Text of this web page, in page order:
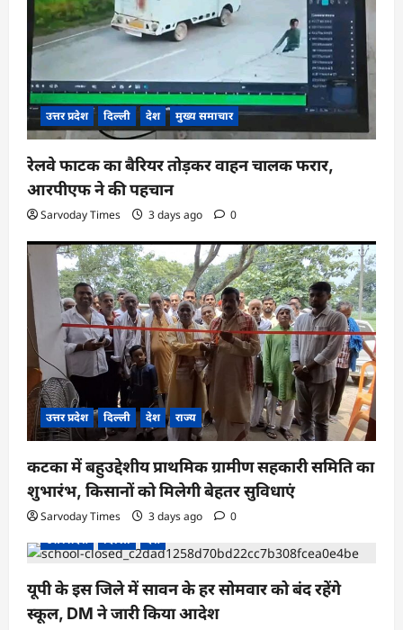
उत्तर प्रदेश दिल्ली देश मुख्य समाचार
रेलवे फाटक का बैरियर तोड़कर वाहन चालक फरार,
आरपीएफ ने की पहचान
Sarvoday Times 3 days ago 0
उत्तर प्रदेश दिल्ली देश राज्य
कटका में बहुउद्देशीय प्राथमिक ग्रामीण सहकारी समिति का
शुभारंभ, किसानों को मिलेगी बेहतर सुविधाएं
Sarvoday Times 3 days ago
0
उत्तर प्रदेश
दिल्ली देश
यूपी के इस जिले में सावन के हर सोमवार को बंद रहेंगे
स्कूल, DM ने जारी किया आदेश